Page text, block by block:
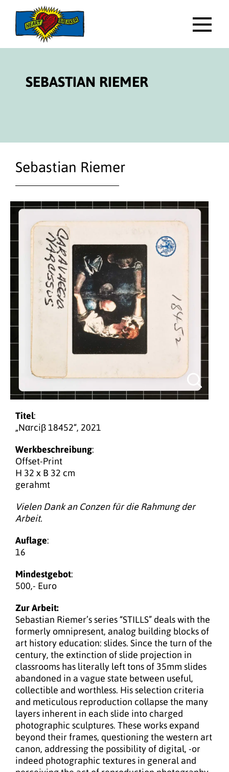
Direktlink
zum
Inhalt
SEBASTIAN RIEMER
Sebastian Riemer
Titel:
„Nαrciβ 18452“, 2021
Werkbeschreibung:
Offset-Print
H 32 x B 32 cm
gerahmt
Vielen Dank an Conzen für die Rahmung der
Arbeit.
Auflage:
16
Mindestgebot:
500,- Euro
Zur Arbeit:
Sebastian Riemer’s series “STILLS” deals with the
formerly omnipresent, analog building blocks of
art history education: slides. Since the turn of the
century, the extinction of slide projection in
classrooms has literally left tons of 35mm slides
abandoned in a vague state between useful,
collectible and worthless. His selection criteria
and meticulous reproduction collapse the many
layers inherent in each slide into charged
photographic sculptures. These works expand
beyond their frames, questioning the western art
canon, addressing the possibility of digital, -or
indeed photographic textures in general and